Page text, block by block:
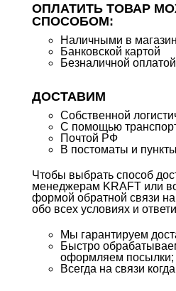
ОПЛАТИТЬ ТОВАР
СПОСОБОМ:
Наличными в
Банковской картой
Безналичной оплатой
ДОСТАВИМ
Собственной
С помощью
Почтой РФ
В постоматы и
Чтобы выбрать способ
менеджерам KRAFT или
формой обратной связи
обо всех условиях и
Мы гарантируем
Быстро
оформляем посылки;
Всегда на связи